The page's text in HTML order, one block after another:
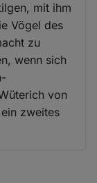
mit ihm
Vögel des
zu
wenn sich
von
zweites